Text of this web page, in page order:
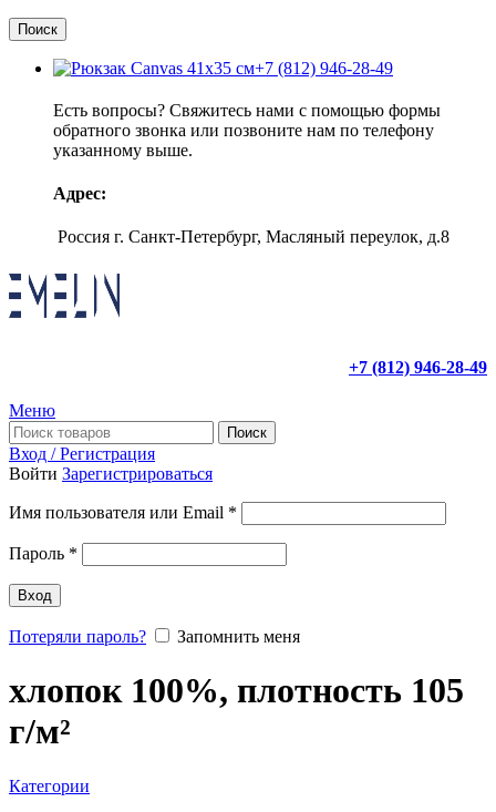
Поиск
+7 (812) 946-28-49
Есть вопросы? Свяжитесь нами с помощью формы
обратного звонка или позвоните нам по телефону
указанному выше.
Адрес:
Россия г. Санкт-Петербург, Масляный переулок, д.8
+7 (812) 946-28-49
Меню
Поиск
Вход / Регистрация
Войти Зарегистрироваться
Имя пользователя или Email *
Пароль *
Вход
Потеряли пароль? Запомнить меня
хлопок 100%, плотность 105
г/м²
Категории